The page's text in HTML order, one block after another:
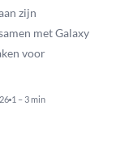
zijn
met Galaxy
voor
1 – 3 min